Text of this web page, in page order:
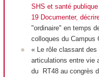
SHS et santé
19 Documenter,
"ordinaire" en temps
colloques du Campus
« Le rôle classant
articulations entre vie
du RT48 au congrès